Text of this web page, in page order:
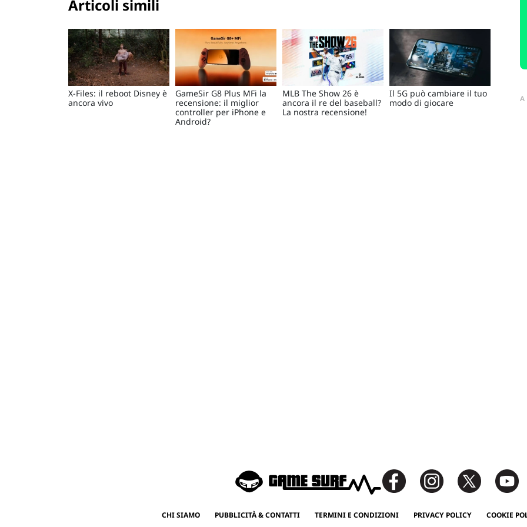
Articoli simili
X-Files: il reboot Disney è
ancora vivo
GameSir G8 Plus MFi la
recensione: il miglior
controller per iPhone e
Android?
MLB The Show 26 è
ancora il re del baseball?
La nostra recensione!
Il 5G può cambiare il tuo
modo di giocare
CHI SIAMO PUBBLICITÀ & CONTATTI TERMINI E CONDIZIONI PRIVACY POLICY COOKIE